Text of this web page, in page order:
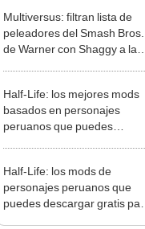
Multiversus: filtran lista de
peleadores del Smash Bros.
de Warner con Shaggy a la
Half-Life: los mejores mods
basados en personajes
peruanos que puedes
Half-Life: los mods de
personajes peruanos que
puedes descargar gratis para